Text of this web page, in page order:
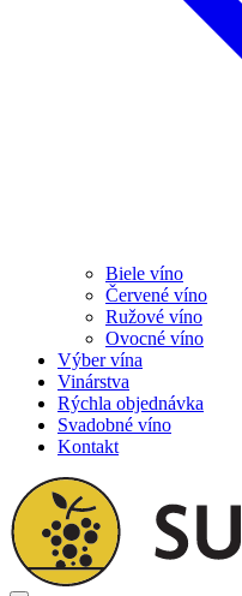
Biele víno
Červené víno
Ružové víno
Ovocné víno
Výber vína
Vinárstva
Rýchla objednávka
Svadobné víno
Kontakt